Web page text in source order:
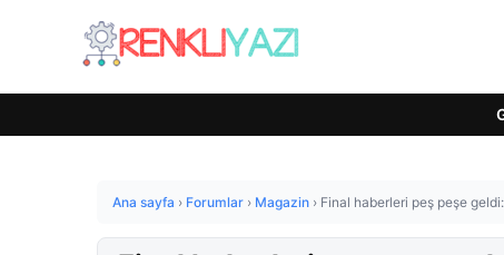
Ana sayfa › Forumlar › Magazin › Final haberleri peş peşe